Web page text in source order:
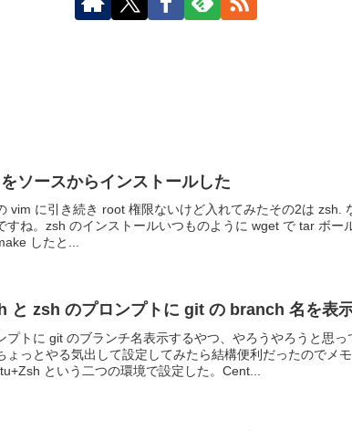
ソースからインストールした
vim に引き続き root 権限ないけど入れてみたその2は zsh.
すね。zsh のインストールいつものように wget で tar ボー
したと...
と zsh のプロンプトに git の branch 名を表
プトに git のブランチ名表示するやつ、やろうやろうと思
ょっとやる気出して設定してみたら結構便利だったのでメ
という二つの環境で設定した。Cent...